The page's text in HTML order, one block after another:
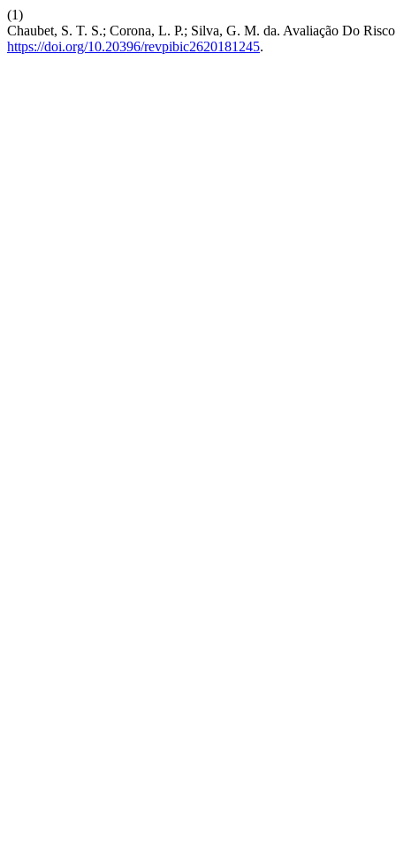
(1)
Chaubet, S. T. S.; Corona, L. P.; Silva, G. M. da. Avaliação Do
https://doi.org/10.20396/revpibic2620181245.